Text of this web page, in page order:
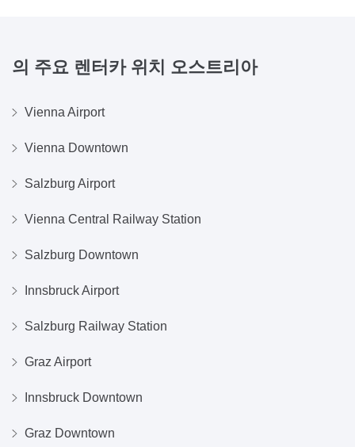
의 주요 렌터카 위치 오스트리아
Vienna Airport
Vienna Downtown
Salzburg Airport
Vienna Central Railway Station
Salzburg Downtown
Innsbruck Airport
Salzburg Railway Station
Graz Airport
Innsbruck Downtown
Graz Downtown